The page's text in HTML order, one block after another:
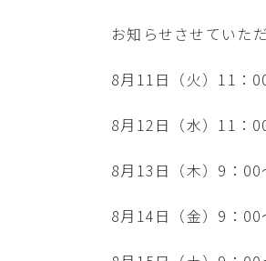
お知らせさせていただ
8月11日（火）11：
8月12日（水）11：
8月13日（木）9：
8月14日（金）9：